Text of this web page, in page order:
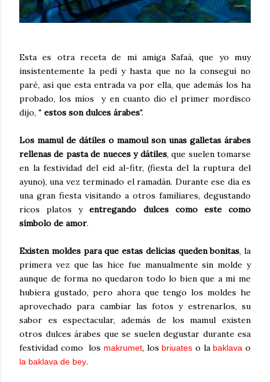
Esta es otra receta de mi amiga Safaá, que yo muy
insistentemente la pedí y hasta que no la conseguí no
paré, así que esta entrada va por ella, que además los ha
probado, los míos y en cuanto dio el primer mordisco
dijo, " estos son dulces árabes".
Los mamul de dátiles o mamoul son unas galletas árabes
rellenas de pasta de nueces y dátiles, que suelen tomarse
en la festividad del eid al-fitr, (fiesta del la ruptura del
ayuno), una vez terminado el ramadán. Durante ese día es
una gran fiesta visitando a otros familiares, degustando
ricos platos yentregando dulces como este como
símbolo de amor.
Existen moldes para que estas delicias queden bonitas, la
primera vez que las hice fue manualmente sin molde y
aunque de forma no quedaron todo lo bien que a mi me
hubiera gustado, pero ahora que tengo los moldes he
aprovechado para cambiar las fotos y estrenarlos, su
sabor es espectacular, además de los mamul existen
otros dulces árabes que se suelen degustar durante esa
festividad como los makrumet, los briuates o la baklava o
la baklava de bey.